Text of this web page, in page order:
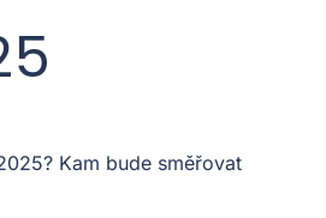
Kam bude směřovat